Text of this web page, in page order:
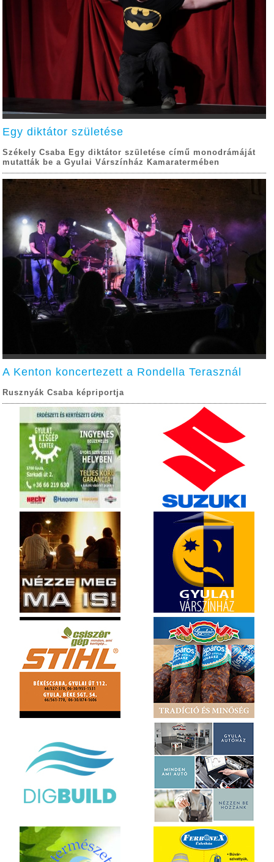
Egy diktátor születése
Székely Csaba Egy diktátor születése című monodrámáját
mutatták be a Gyulai Várszínház Kamaratermében
A Kenton koncertezett a Rondella Terasznál
Rusznyák Csaba képriportja